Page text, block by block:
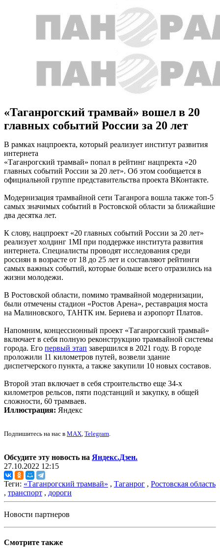
«Таганрогский трамвай» вошел в 20
главных событий России за 20 лет
В рамках нацпроекта, который реализует институт развития
интернета
«Таганрогский трамвай» попал в рейтинг нацпректа «20
главных событий России за 20 лет». Об этом сообщается в
официальной группе представительства проекта ВКонтакте.
Модернизация трамвайной сети Таганрога вошла также топ-5
самых значимых событий в Ростовской области за ближайшие
два десятка лет.
К слову, нацпроект «20 главных событий России за 20 лет»
реализует холдинг 1MI при поддержке института развития
интернета. Специалисты проводят исследования среди
россиян в возрасте от 18 до 25 лет и составляют рейтинги
самых важных событий, которые больше всего отразились на
жизни молодежи.
В Ростовской области, помимо трамвайной модернизации,
были отмечены стадион «Ростов Арена», реставрация моста
на Малиновского, ТАНТК им. Бериева и аэропорт Платов.
Напомним, концессионный проект «Таганрогский трамвай»
включает в себя полную реконструкцию трамвайной системы
города. Его первый этап завершился в 2021 году. В городе
проложили 11 километров путей, возвели здание
диспетчерского пункта, а также закупили 10 новых составов.
Второй этап включает в себя строительство еще 34-х
километров рельсов, пяти подстанций и закупку, в общей
сложности, 60 трамваев.
Иллюстрация: Яндекс
Подпишитесь на нас в MAX, Telegram.
Обсудите эту новость на Яндекс.Дзен.
27.10.2022 12:15
Теги: «Таганрогский трамвай» , Таганрог , Ростовская область
, транспорт , дороги
Новости партнеров
Смотрите также